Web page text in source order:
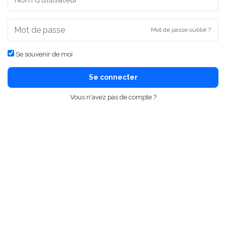
Mot de passe oublié ?
Se souvenir de moi
Se connecter
Vous n'avez pas de compte ?